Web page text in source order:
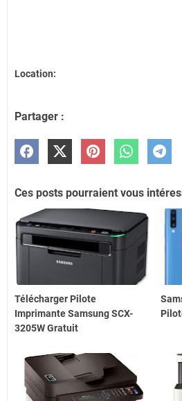
Location:
Partager :
Ces posts pourraient vous
Télécharger Pilote
Imprimante Samsung SCX-
3205W Gratuit